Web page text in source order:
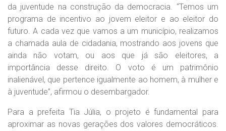
da juventude na construção da democracia. “Temos um
programa de incentivo ao jovem eleitor e ao eleitor do
futuro. A cada vez que vamos a um município, realizamos
a chamada aula de cidadania, mostrando aos jovens que
ainda não votam, ou aos que já são eleitores, a
importância desse direito. O voto é um patrimônio
inalienável, que pertence igualmente ao homem, à mulher e
à juventude”, afirmou o desembargador.
Para a prefeita Tia Júlia, o projeto é fundamental para
aproximar as novas gerações dos valores democráticos.